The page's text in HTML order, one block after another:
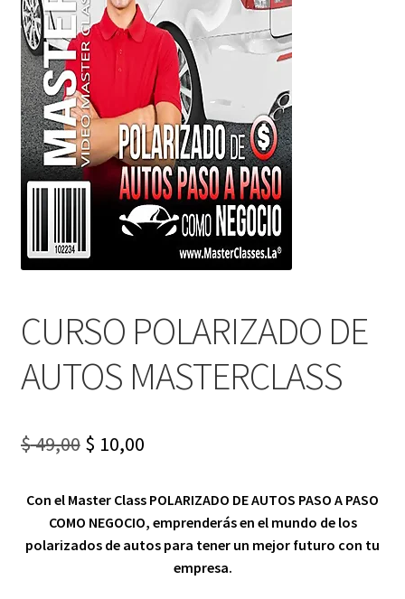
CURSO POLARIZADO DE
AUTOS MASTERCLASS
$49,00 Original
was:
$ 49,00.
$ 10,00Current
is:
$ 10,00.
Con el Master Class POLARIZADO DE AUTOS PASO A PASO
COMO NEGOCIO, emprenderás en el mundo de los
polarizados de autos para tener un mejor futuro con tu
empresa.